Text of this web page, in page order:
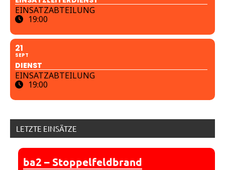
EINSATZABTEILUNG
19:00
21
SEPT
DIENST
EINSATZABTEILUNG
19:00
LETZTE EINSÄTZE
ba2 – Stoppelfeldbrand